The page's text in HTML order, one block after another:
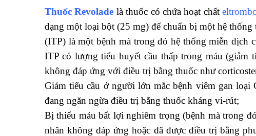
Thuốc Revolade là thuốc có chứa hoạt chất
dạng một loại bột (25 mg) để chuẩn bị một hệ
(ITP) là một bệnh mà trong đó hệ thống miễn dịch
ITP có lượng tiểu huyết cầu thấp trong máu (giảm
không đáp ứng với điều trị bằng thuốc như
Giảm tiểu cầu ở người lớn mắc bệnh viêm gan
đang ngăn ngừa điều trị bằng thuốc kháng vi-rút;
Bị thiếu máu bất lợi nghiêm trọng (bệnh mà trong
nhân không đáp ứng hoặc đã được điều trị bằng